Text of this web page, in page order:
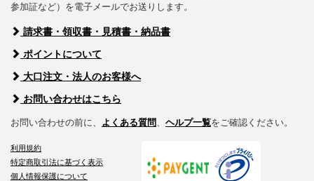
参加証など）を電子メールでお送りします。
請求書・領収書・見積書・納品書
ポイントについて
大口注文・法人のお客様へ
お問い合わせはこちら
お問い合わせの前に、 よくある質問 ヘルプ一覧をご確認ください。
利用規約
特定商取引法に基づく表示
個人情報保護について